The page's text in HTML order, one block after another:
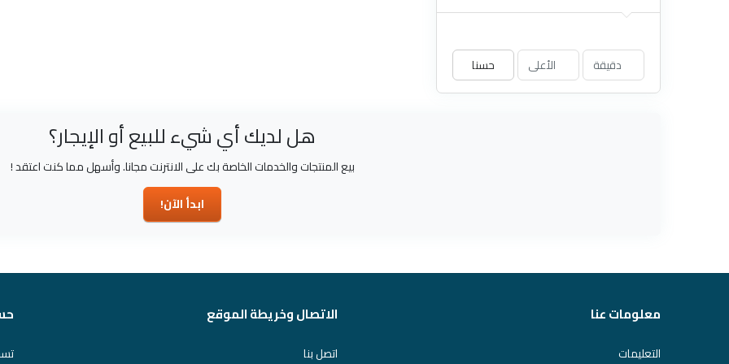
حسنا
هل لديك أي شيء للبيع أو الإيجار؟
بيع المنتجات والخدمات الخاصة بك على الانترنت مجانا. وأسهل مما كنت اعتقد !
ابدأ الآن!
معلومات عنا
التعليمات
الاتصال وخريطة الموقع
اتصل بنا